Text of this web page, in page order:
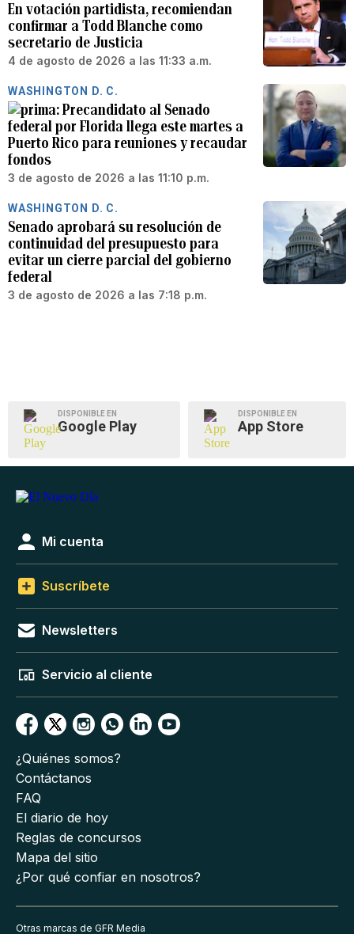
En votación partidista, recomiendan
confirmar a Todd Blanche como
secretario de Justicia
4 de agosto de 2026 a las 11:33 a.m.
WASHINGTON D. C.
Precandidato al Senado
federal por Florida llega este martes a
Puerto Rico para reuniones y recaudar
fondos
3 de agosto de 2026 a las 11:10 p.m.
WASHINGTON D. C.
Senado aprobará su resolución de
continuidad del presupuesto para
evitar un cierre parcial del gobierno
federal
3 de agosto de 2026 a las 7:18 p.m.
DISPONIBLE EN
Google Play
DISPONIBLE EN
App Store
Mi cuenta
Suscríbete
Newsletters
Servicio al cliente
¿Quiénes somos?
Contáctanos
FAQ
El diario de hoy
Reglas de concursos
Mapa del sitio
¿Por qué confiar en nosotros?
Otras marcas de GFR Media